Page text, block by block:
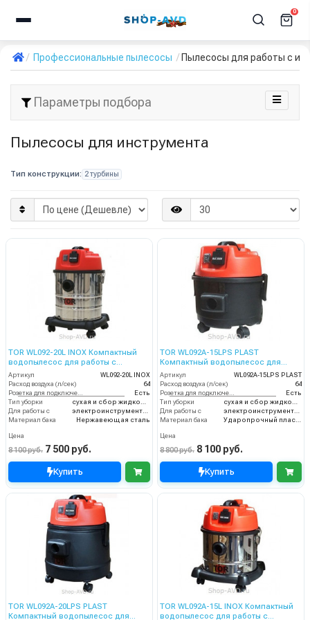
0
Профессиональные пылесосы Пылесосы для работы с
Параметры подбора
Пылесосы для инструмента
Тип конструкции: 2 турбины
TOR WL092-20L INOX Компактный
водопылесос для работы с
электроинструментом
Артикул
WL092-20L INOX
Расход воздуха (л/сек)
64
Есть
Тип уборки
Для работы с
Материал бака
Нержавеющая сталь
Цена
8 100 руб. 7 500 руб.
Купить
TOR WL092A-15LPS PLAST
Компактный водопылесос для
работы с электроинструментом
Артикул
WL092A-15LPS PLAST
Расход воздуха (л/сек)
64
Есть
Тип уборки
Для работы с
Материал бака
Цена
8 800 руб. 8 100 руб.
Купить
TOR WL092A-20LPS PLAST
Компактный водопылесос для
TOR WL092A-15L INOX Компактный
водопылесос для работы с